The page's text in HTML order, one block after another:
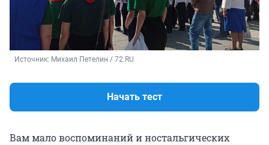
Источник: Михаил Петелин / 72.RU
Начать тест
Вам мало воспоминаний и ностальгических